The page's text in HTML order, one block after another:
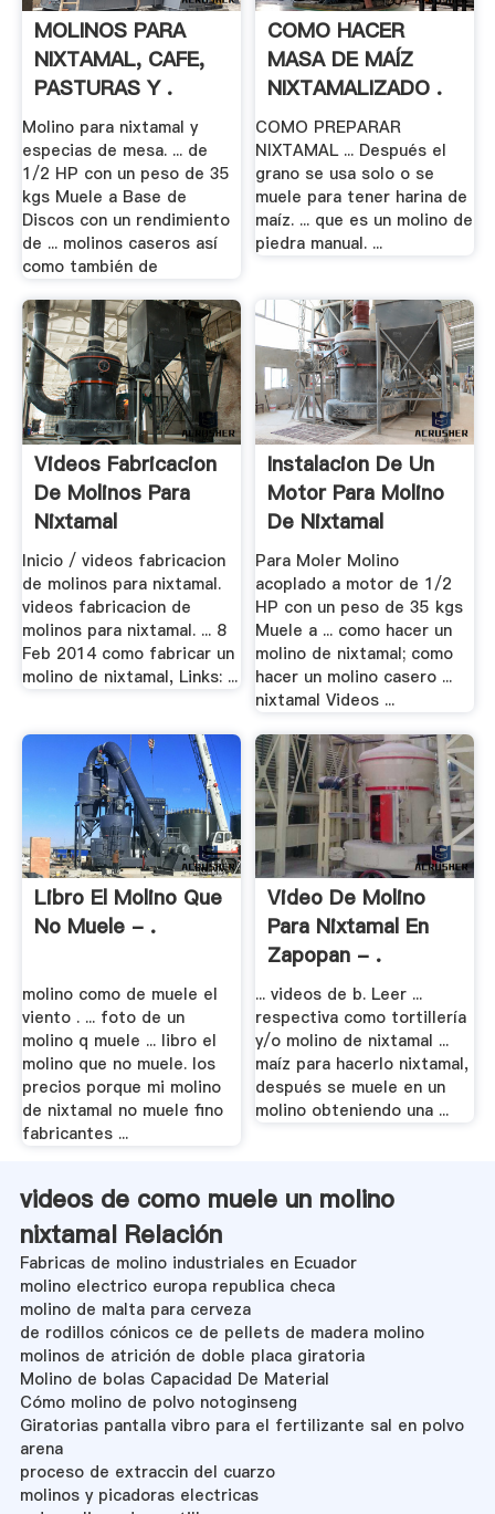
MOLINOS PARA
NIXTAMAL, CAFE,
PASTURAS Y .
Molino para nixtamal y
especias de mesa. ... de
1/2 HP con un peso de 35
kgs Muele a Base de
Discos con un rendimiento
de ... molinos caseros así
como también de
COMO HACER
MASA DE MAÍZ
NIXTAMALIZADO .
COMO PREPARAR
NIXTAMAL ... Después el
grano se usa solo o se
muele para tener harina de
maíz. ... que es un molino de
piedra manual. ...
Videos Fabricacion
De Molinos Para
Nixtamal
Inicio / videos fabricacion
de molinos para nixtamal.
videos fabricacion de
molinos para nixtamal. ... 8
Feb 2014 como fabricar un
molino de nixtamal, Links: ...
Instalacion De Un
Motor Para Molino
De Nixtamal
Para Moler Molino
acoplado a motor de 1/2
HP con un peso de 35 kgs
Muele a ... como hacer un
molino de nixtamal; como
hacer un molino casero ...
nixtamal Videos ...
Libro El Molino Que
No Muele - .
molino como de muele el
viento . ... foto de un
molino q muele ... libro el
molino que no muele. los
precios porque mi molino
de nixtamal no muele fino
fabricantes ...
Video De Molino
Para Nixtamal En
Zapopan - .
... videos de b. Leer ...
respectiva como tortillería
y/o molino de nixtamal ...
maíz para hacerlo nixtamal,
después se muele en un
molino obteniendo una ...
videos de como muele un molino
nixtamal Relación
Fabricas de molino industriales en Ecuador
molino electrico europa republica checa
molino de malta para cerveza
de rodillos cónicos ce de pellets de madera molino
molinos de atrición de doble placa giratoria
Molino de bolas Capacidad De Material
Cómo molino de polvo notoginseng
Giratorias pantalla vibro para el fertilizante sal en polvo
arena
proceso de extraccin del cuarzo
molinos y picadoras electricas